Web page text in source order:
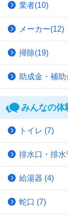
業者(10)
メーカー(12)
掃除(19)
助成金・補助
みんなの体
トイレ (7)
排水口・排水
給湯器 (4)
蛇口 (7)